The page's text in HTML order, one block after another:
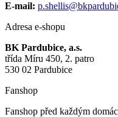
E-mail:
Adresa e-shopu
BK Pardubice, a.s.
třída Míru 450, 2. patro
530 02 Pardubice
Fanshop
Fanshop před každým